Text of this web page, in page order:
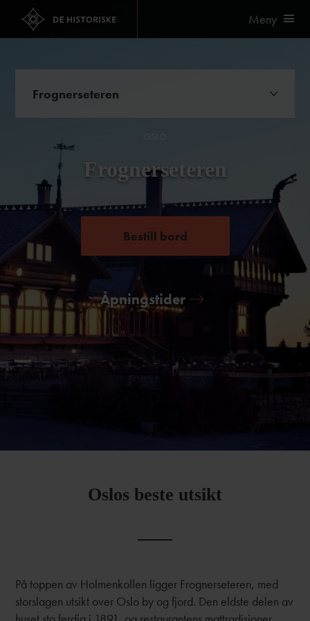
Meny
Frognerseteren
Bryllup og selskapFrognerseteren
Bestill bord
Åpningstider
Oslos beste utsikt
På toppen av Holmenkollen ligger Frognerseteren, med
storslagen utsikt over Oslo by og fjord. Den eldste delen av